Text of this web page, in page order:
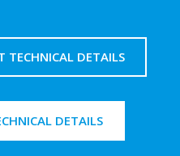
TECHNICAL DETAILS
DETAILS